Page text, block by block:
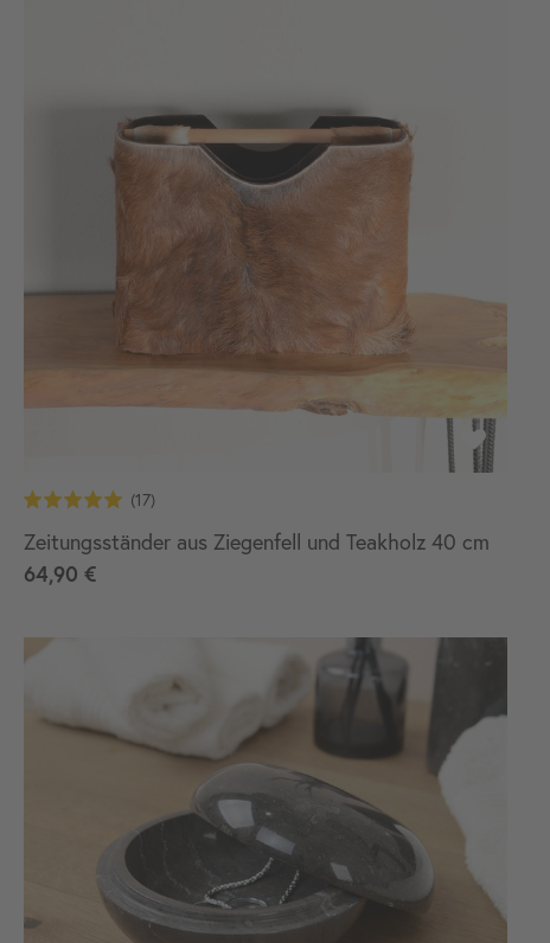
Zeitungsständer aus Ziegenfell und Teakholz 40 cm
64,90 €